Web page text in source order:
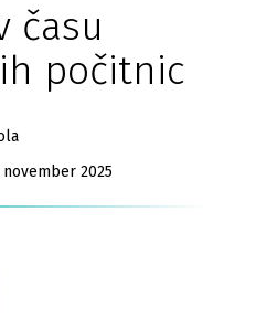
času
počitnic
2025